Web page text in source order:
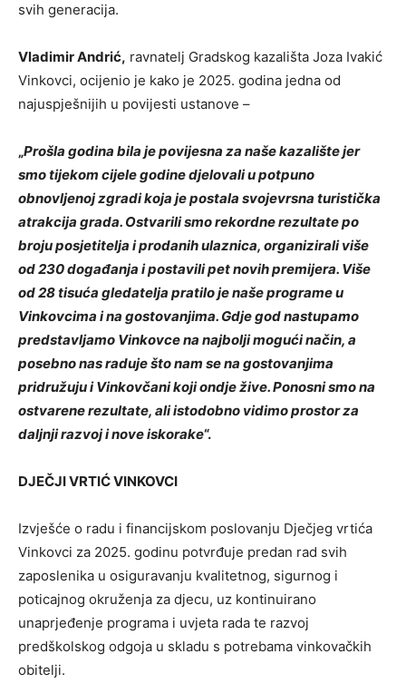
svih generacija.
Vladimir Andrić, ravnatelj Gradskog kazališta Joza Ivakić
Vinkovci, ocijenio je kako je 2025. godina jedna od
najuspješnijih u povijesti ustanove –
„Prošla godina bila je povijesna za naše kazalište jer
smo tijekom cijele godine djelovali u potpuno
obnovljenoj zgradi koja je postala svojevrsna turistička
atrakcija grada. Ostvarili smo rekordne rezultate po
broju posjetitelja i prodanih ulaznica, organizirali više
od 230 događanja i postavili pet novih premijera. Više
od 28 tisuća gledatelja pratilo je naše programe u
Vinkovcima i na gostovanjima. Gdje god nastupamo
predstavljamo Vinkovce na najbolji mogući način, a
posebno nas raduje što nam se na gostovanjima
pridružuju i Vinkovčani koji ondje žive. Ponosni smo na
ostvarene rezultate, ali istodobno vidimo prostor za
daljnji razvoj i nove iskorake“.
DJEČJI VRTIĆ VINKOVCI
Izvješće o radu i financijskom poslovanju Dječjeg vrtića
Vinkovci za 2025. godinu potvrđuje predan rad svih
zaposlenika u osiguravanju kvalitetnog, sigurnog i
poticajnog okruženja za djecu, uz kontinuirano
unaprjeđenje programa i uvjeta rada te razvoj
predškolskog odgoja u skladu s potrebama vinkovačkih
obitelji.